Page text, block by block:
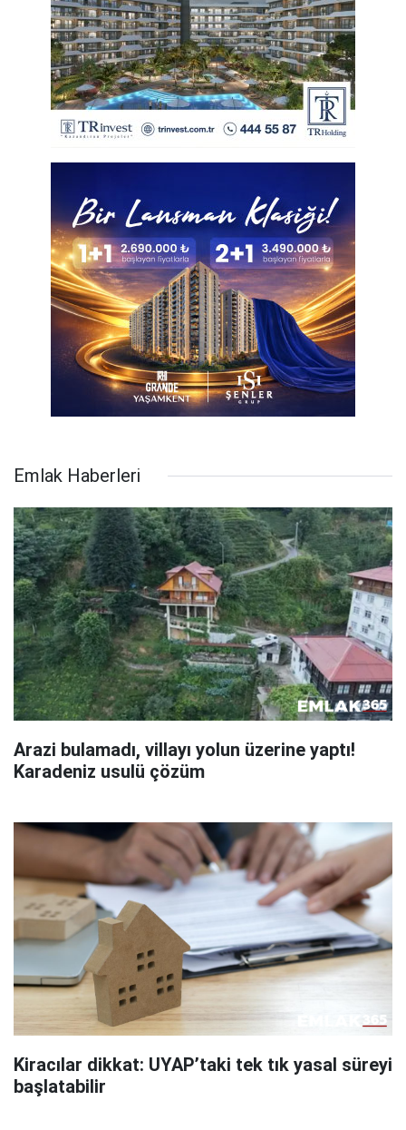
Emlak Haberleri
Arazi bulamadı, villayı yolun üzerine yaptı!
Karadeniz usulü çözüm
Kiracılar dikkat: UYAP’taki tek tık yasal süreyi
başlatabilir